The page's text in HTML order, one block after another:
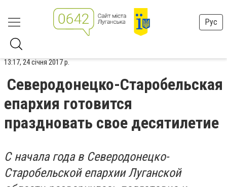
Рус
13:17, 24 січня 2017 р.
Северодонецко-Старобельская
епархия готовится
праздновать свое десятилетие
С начала года в Северодонецко-
Старобельской епархии Луганской